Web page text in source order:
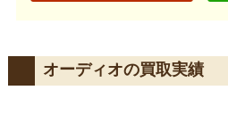
オーディオの買取実績